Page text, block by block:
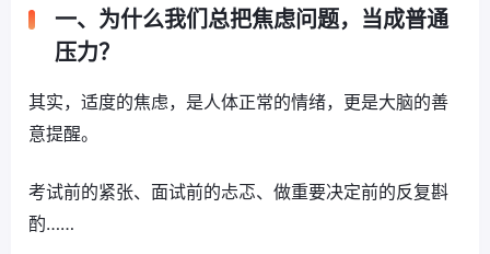
一、为什么我们总把焦虑问题，当成普通
压力？
其实，适度的焦虑，是人体正常的情绪，更是大脑的善
意提醒。
考试前的紧张、面试前的忐忑、做重要决定前的反复斟
酌……